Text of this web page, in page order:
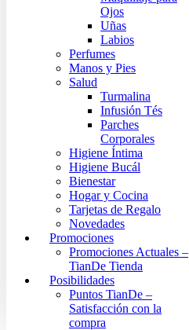
Ojos
Uñas
Labios
Perfumes
Manos y Pies
Salud
Turmalina
Infusión Tés
Parches
Corporales
Higiene Íntima
Higiene Bucál
Bienestar
Hogar y Cocina
Tarjetas de Regalo
Novedades
Promociones
Promociones Actuales –
TianDe Tienda
Posibilidades
Puntos TianDe –
Satisfacción con la
compra